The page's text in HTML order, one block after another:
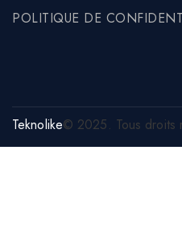
POLITIQUE DE
Teknolike© 2025. Tous droits